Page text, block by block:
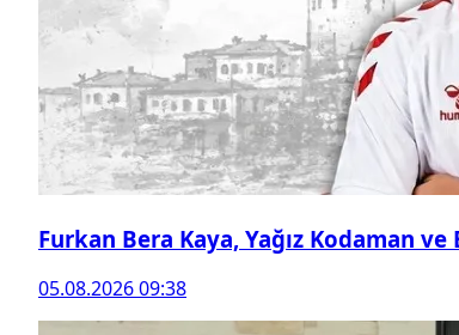
Furkan Bera Kaya, Yağız Kodaman
05.08.2026 09:38